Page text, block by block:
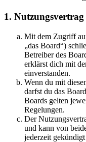
1. Nutzungsvertrag
Mit dem Zugriff
„das Board“)
Betreiber des
erklärst dich mit
einverstanden.
Wenn du mit
darfst du das
Boards gelten
Regelungen.
Der
und kann von
jederzeit